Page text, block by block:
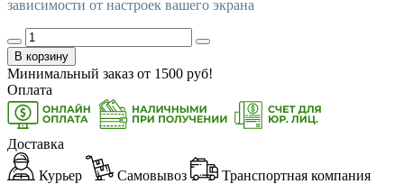
зависимости от настроек вашего экрана
В корзину
Минимальный заказ от 1500 руб!
Оплата
Доставка
Курьер Самовывоз
Транспортная компания